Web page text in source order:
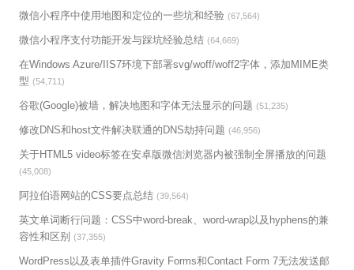
微信小程序中使用地图和定位的一些坑和经验 (67,564)
微信小程序支付功能开发与踩坑经验总结 (64,669)
在Windows Azure/IIS7环境下部署svg/woff/woff2字体，添加MIME类
型 (54,711)
谷歌(Google)被墙，解决地图和字体无法显示的问题 (51,235)
修改DNS和host文件解决联通的DNS劫持问题 (46,956)
关于HTML5 video标签在安卓版微信浏览器内被强制全屏播放的问题
(45,008)
阿拉伯语网站的CSS要点总结 (39,564)
英文单词断行问题：CSS中word-break、word-wrap以及hyphens的兼
容性和区别 (37,355)
WordPress以及表单插件Gravity Forms和Contact Form 7无法发送邮